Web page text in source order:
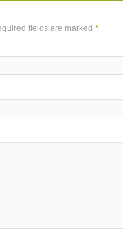
fields are marked *